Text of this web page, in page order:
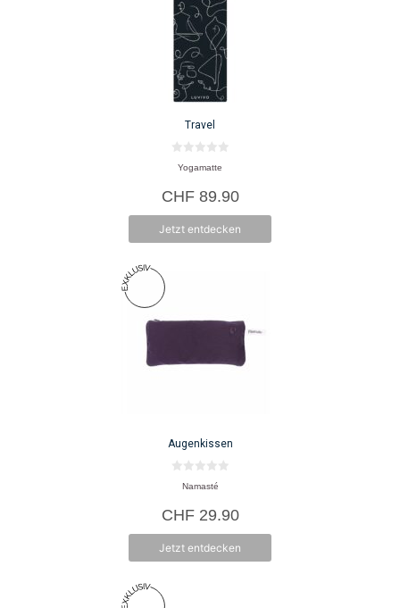
Travel
n
5
Yogamatte
CHF89.90
Jetzt entdecken
Augenkissen
n
5
Namasté
CHF29.90
Jetzt entdecken